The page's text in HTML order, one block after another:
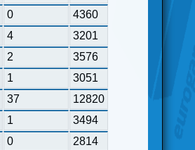
0
4360
4
3201
2
3576
1
3051
37
12820
1
3494
0
2814